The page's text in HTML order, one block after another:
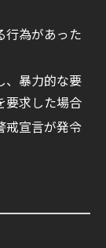
行為があった
、暴力的な要
要求した場合
戒宣言が発令